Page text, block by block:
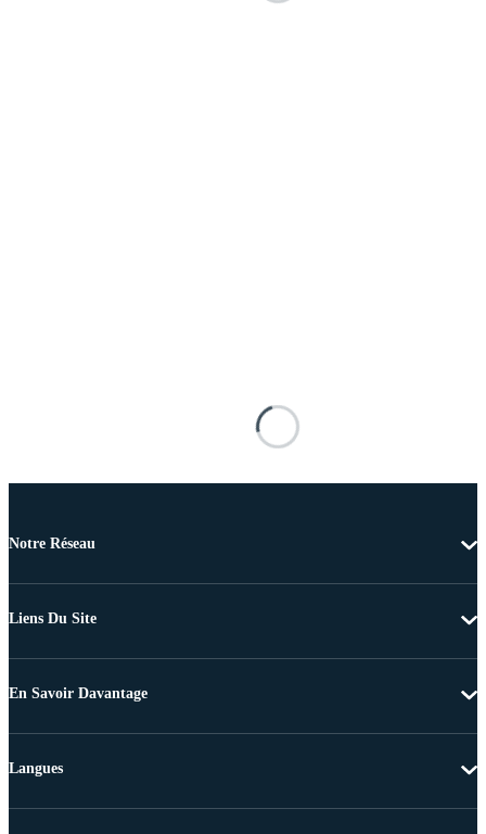
Notre Réseau
Liens Du Site
En Savoir Davantage
Langues